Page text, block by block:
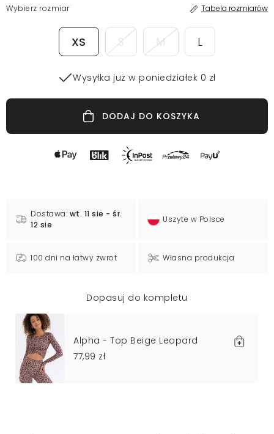
Wybierz rozmiar Tabela rozmiarów
XS S M L
Wysyłka już w poniedziałek 0 zł
DODAJ DO KOSZYKA
Dostawa: wt. 11 sie - śr.
12 sie
Uszyte w Polsce
100 dni na łatwy zwrot Własna produkcja
Dopasuj do kompletu
Alpha - Top Beige Leopard
77,99 zł